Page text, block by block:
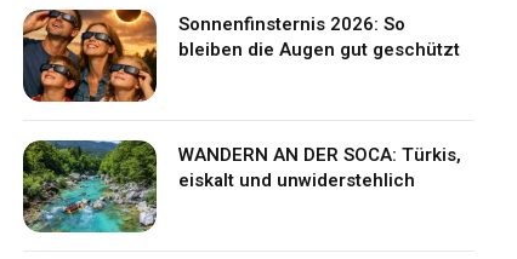
Sonnenfinsternis 2026: So
bleiben die Augen gut geschützt
WANDERN AN DER SOCA: Türkis,
eiskalt und unwiderstehlich